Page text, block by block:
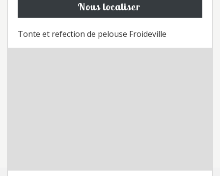
Nous localiser
Tonte et refection de pelouse Froideville